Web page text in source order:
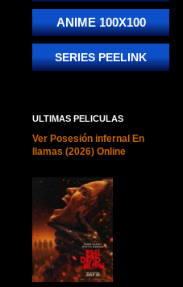
ANIME 100X100
SERIES PEELINK
ULTIMAS PELICULAS
Ver Posesión infernal En
llamas (2026) Online